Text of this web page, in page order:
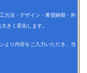
方法・デザイン・希望納期・外
きく変化します。
より内容をご入力いただき、当